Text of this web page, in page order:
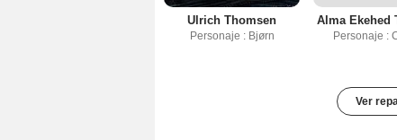
Ulrich Thomsen
Personaje : Bjørn
Alma Ekehed
Personaje :
Ver